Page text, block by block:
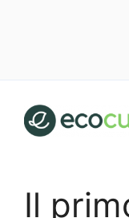
contenuto
Il